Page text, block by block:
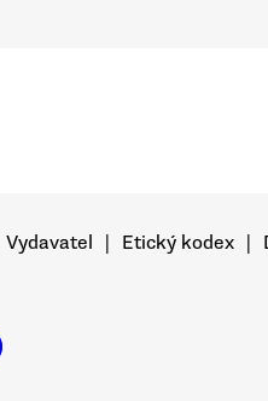
Vydavatel Etický kodex